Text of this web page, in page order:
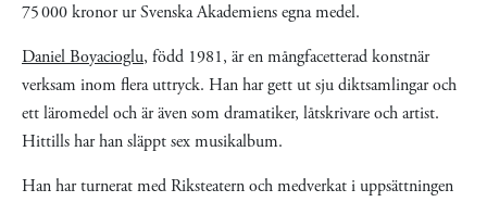
75 000 kronor ur Svenska Akademiens egna medel.
Daniel Boyacioglu, född 1981, är en mångfacetterad konstnär
verksam inom flera uttryck. Han har gett ut sju diktsamlingar och
ett läromedel och är även som dramatiker, låtskrivare och artist.
Hittills har han släppt sex musikalbum.
Han har turnerat med Riksteatern och medverkat i uppsättningen